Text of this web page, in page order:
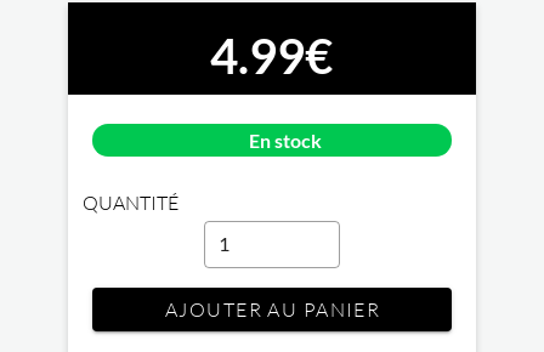
4.99€
En stock
QUANTITÉ
AJOUTER AU PANIER